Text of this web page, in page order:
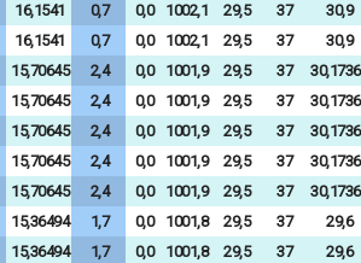
16,1541 0,7 0,0 1002,1 29,5 37
30,9
16,1541 0,7 0,0 1002,1 29,5 37
30,9
15,70645 2,4 0,0 1001,9 29,5 37
15,70645 2,4 0,0 1001,9 29,5 37
15,70645 2,4 0,0 1001,9 29,5 37
15,70645 2,4 0,0 1001,9 29,5 37
15,70645 2,4 0,0 1001,9 29,5 37
15,36494 1,7 0,0 1001,8 29,5 37
29,6
15,36494 1,7 0,0 1001,8 29,5 37
29,6